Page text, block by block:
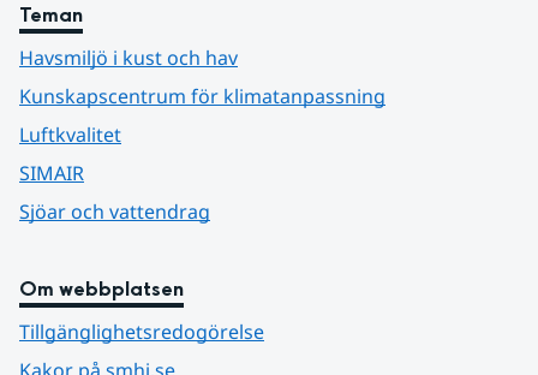
Teman
Havsmiljö i kust och hav
Kunskapscentrum för klimatanpassning
Luftkvalitet
SIMAIR
Sjöar och vattendrag
Om webbplatsen
Tillgänglighetsredogörelse